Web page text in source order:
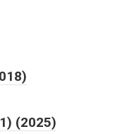
(2025)